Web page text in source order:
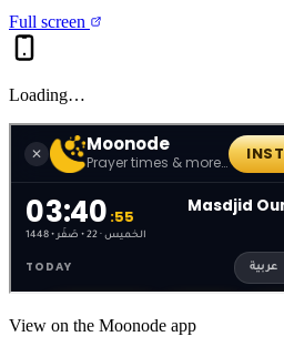
Full screen
Loading…
View on the Moonode app